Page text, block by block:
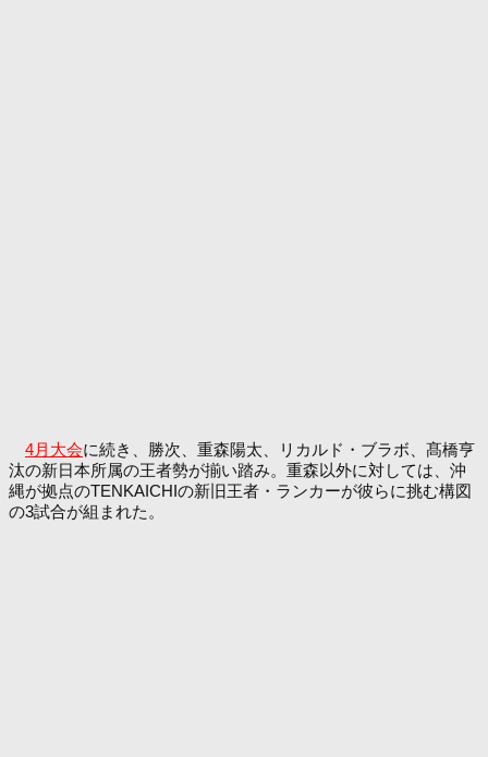
4月大会に続き、勝次、重森陽太、リカルド・ブラボ、髙橋亨
汰の新日本所属の王者勢が揃い踏み。重森以外に対しては、沖
縄が拠点のTENKAICHIの新旧王者・ランカーが彼らに挑む構図
の3試合が組まれた。